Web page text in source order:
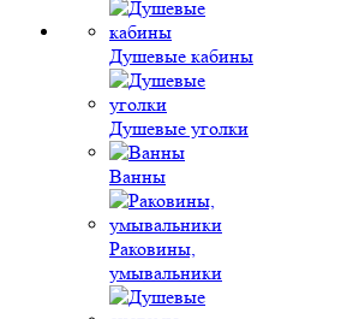
Душевые кабины
Душевые уголки
Ванны
Раковины,
умывальники